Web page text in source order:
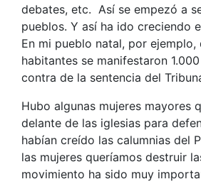
debates, etc. Así se empezó a
pueblos. Y así ha ido creciendo
En mi pueblo natal, por ejemplo,
habitantes se manifestaron
contra de la sentencia del
Hubo algunas mujeres mayores
delante de las iglesias para
habían creído las calumnias del
las mujeres queríamos destruir
movimiento ha sido muy